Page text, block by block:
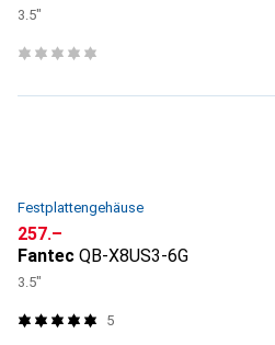
3.5"
Festplattengehäuse
CHF
257.–
Fantec QB-X8US3-6G
3.5"
5